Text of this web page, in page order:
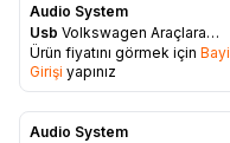
Favorilere Ekle
Audio System
Usb Volkswagen Araçlara
Uyumlu Aux Aparatıı
Ürün fiyatını görmek için Bayi
Girişi yapınız
Audio System